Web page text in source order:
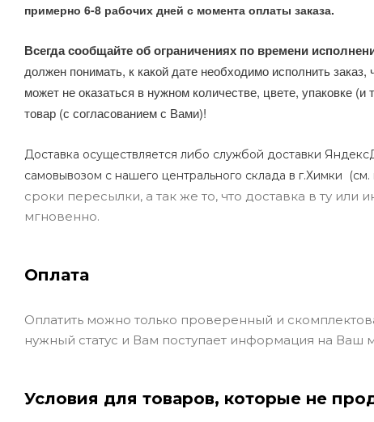
примерно 6-8 рабочих дней с момента оплаты заказа.
Всегда сообщайте об ограничениях по времени
должен понимать, к какой дате необходимо исполнить
может не оказаться в нужном количестве, цвете, упаковке
товар (с согласованием с Вами)!
Доставка осуществляется либо службой доставки
самовывозом с нашего центрального склада в г.Химки (см.
сроки пересылки, а так же то, что доставка в ту
мгновенно.
Оплата
Оплатить можно только проверенный и
нужный статус и Вам поступает информация на Ваш
Условия для товаров, которые не